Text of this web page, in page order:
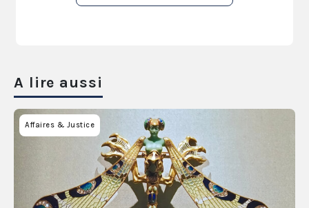
A lire aussi
Affaires & Justice